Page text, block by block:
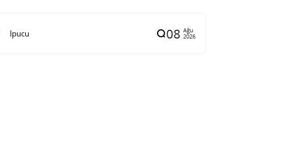
İpucu 08 Ağu
2026